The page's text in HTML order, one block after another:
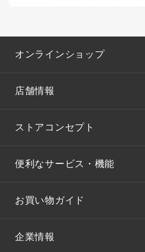
オンラインショップ
店舗情報
ストアコンセプト
便利なサービス・機能
お買い物ガイド
企業情報